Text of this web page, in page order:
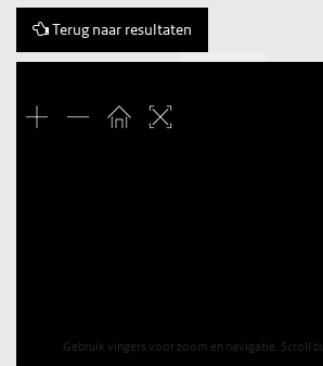
Terug naar resultaten
Gebruik vingers voor zoom en navigatie. Scroll